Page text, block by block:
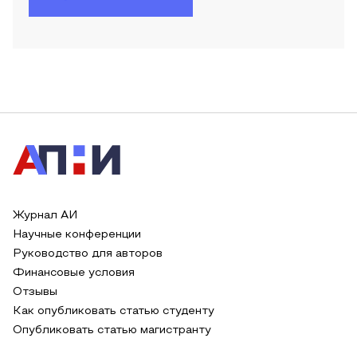
Журнал АИ
Научные конференции
Руководство для авторов
Финансовые условия
Отзывы
Как опубликовать статью студенту
Опубликовать статью магистранту